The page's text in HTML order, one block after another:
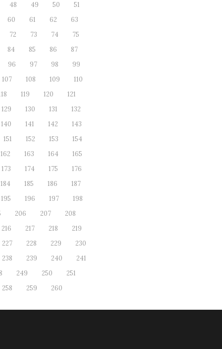
48
49 50
51
60
61 62
63
72
73 74
75
84
85 86
87
96
97 98
99
107
108 109
110
119 120
121
129
130 131
132
140
141 142
143
151
152 153
154
162
163 164
165
173
174 175
176
184
185 186
187
195
196 197
198
206 207
208
216
217 218
219
227
228 229
230
238
239 240
241
249 250
251
258
259 260